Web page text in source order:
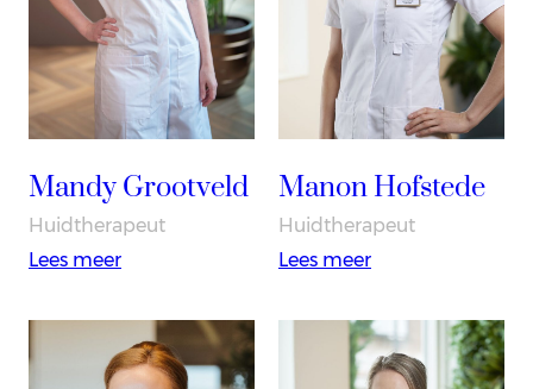
Mandy Grootveld
Huidtherapeut
Lees meer:
Grootveld
Manon Hofstede
Huidtherapeut
Lees meer:
Hofstede